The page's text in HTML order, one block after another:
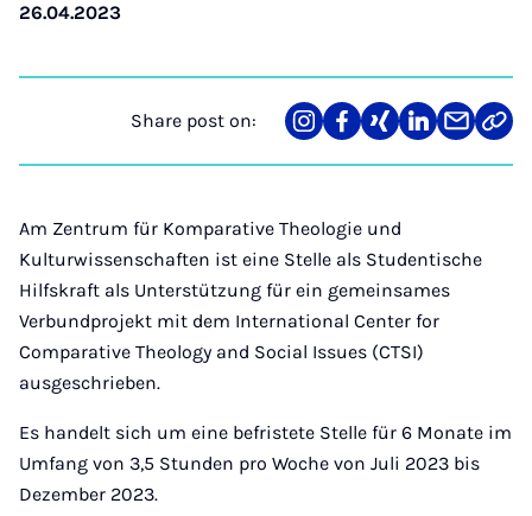
26.04.2023
Share post on:
Share
on
Teilen
auf
Teilen
auf
Teilen
auf
Teilen
über
Link
Am Zentrum für Komparative Theologie und
Kulturwissenschaften ist eine Stelle als Studentische
Hilfskraft als Unterstützung für ein gemeinsames
Verbundprojekt mit dem International Center for
Comparative Theology and Social Issues (CTSI)
ausgeschrieben.
Es handelt sich um eine befristete Stelle für 6 Monate im
Umfang von 3,5 Stunden pro Woche von Juli 2023 bis
Dezember 2023.